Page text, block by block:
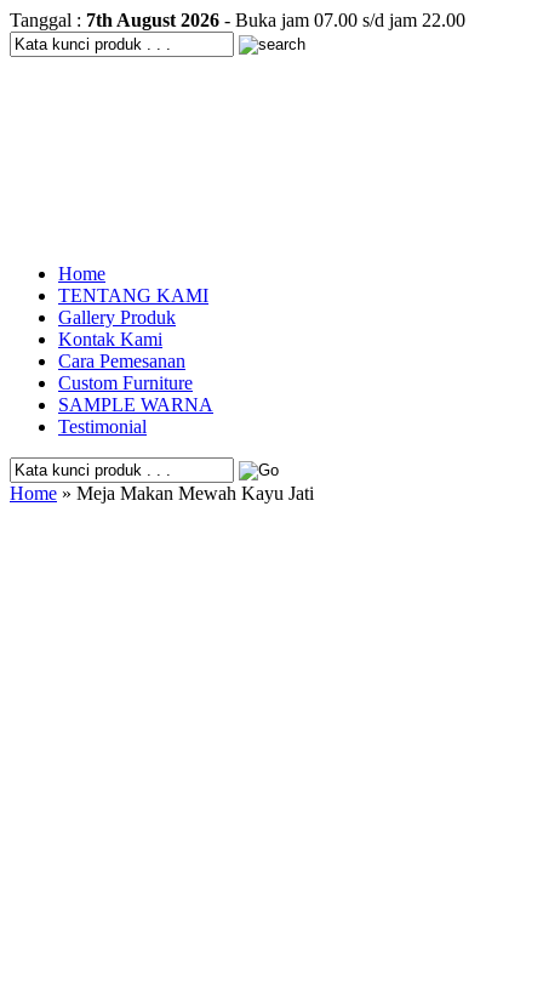
Tanggal : 7th August 2026 - Buka jam 07.00 s/d jam 22.00
Home
TENTANG KAMI
Gallery Produk
Kontak Kami
Cara Pemesanan
Custom Furniture
SAMPLE WARNA
Testimonial
Home » Meja Makan Mewah Kayu Jati